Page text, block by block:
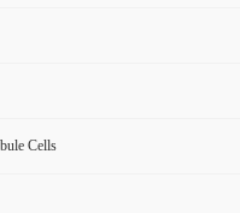
Cells